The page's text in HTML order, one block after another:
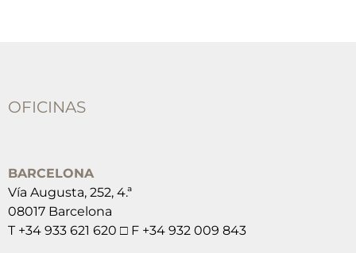
OFICINAS
BARCELONA
Vía Augusta, 252, 4.ª
08017 Barcelona
T +34 933 621 620 □ F +34 932 009 843